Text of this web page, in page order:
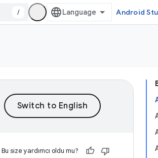
/ Android
Bu size yardımcı oldu mu?